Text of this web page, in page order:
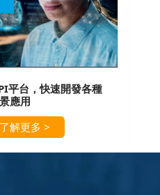
平台，快速開發各種
應用
了解更多 >